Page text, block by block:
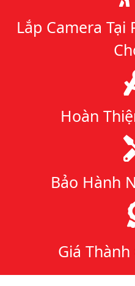
Lắp Camera Tại
Hoàn
Bảo Hành
Giá